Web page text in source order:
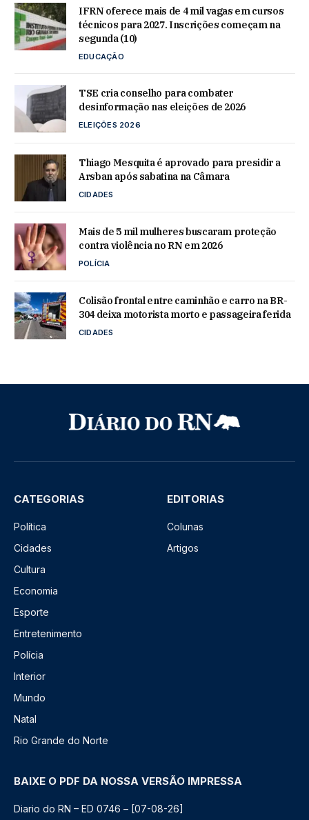
IFRN oferece mais de 4 mil vagas em cursos
técnicos para 2027. Inscrições começam na
segunda (10)
EDUCAÇÃO
TSE cria conselho para combater
desinformação nas eleições de 2026
ELEIÇÕES 2026
Thiago Mesquita é aprovado para presidir a
Arsban após sabatina na Câmara
CIDADES
Mais de 5 mil mulheres buscaram proteção
contra violência no RN em 2026
POLÍCIA
Colisão frontal entre caminhão e carro na BR-
304 deixa motorista morto e passageira ferida
CIDADES
CATEGORIAS
Política
Cidades
Cultura
Economia
Esporte
Entretenimento
Polícia
Interior
Mundo
Natal
Rio Grande do Norte
EDITORIAS
Colunas
Artigos
BAIXE O PDF DA NOSSA VERSÃO IMPRESSA
Diario do RN – ED 0746 – [07-08-26]